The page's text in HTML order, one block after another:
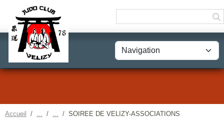
Accueil SOIREE DE VELIZY-ASSOCIATIONS
Panneau de gestion des cookies